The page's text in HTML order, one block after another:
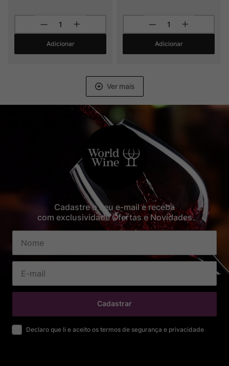
Adicionar Adicionar
Cadastre o seu e-mail e receba
com exclusividade Ofertas e Novidades
Cadastrar
Declaro que li e aceito os termos de segurança e privacidade